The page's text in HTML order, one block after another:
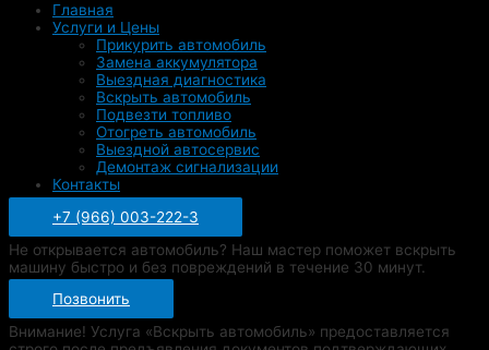
Главная
Услуги и Цены
Прикурить автомобиль
Замена аккумулятора
Выездная диагностика
Вскрыть автомобиль
Подвезти топливо
Отогреть автомобиль
Выездной автосервис
Демонтаж сигнализации
Контакты
+7 (966) 003-222-3
Не открывается автомобиль? Наш мастер поможет вскрыть
машину быстро и без повреждений в течение 30 минут.
Позвонить
Внимание! Услуга «Вскрыть автомобиль» предоставляется